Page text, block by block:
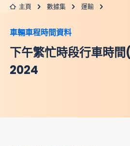
主頁 數據集 運輸
車輛車程時間資料
下午繁忙時段行車時
2024